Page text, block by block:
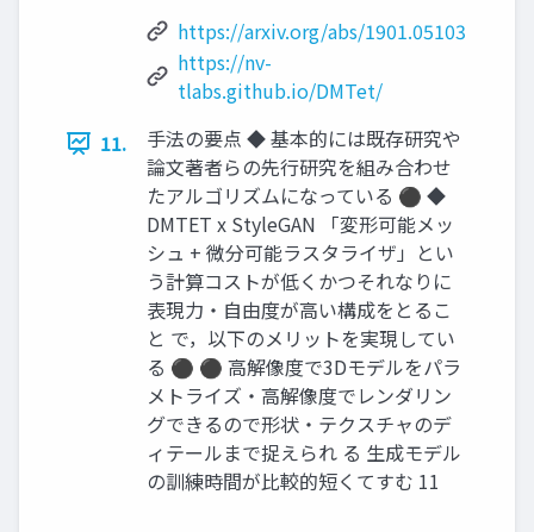
https://arxiv.org/abs/1901.05103
https://nv-
tlabs.github.io/DMTet/
11.
手法の要点 ◆ 基本的には既存研究や
論文著者らの先行研究を組み合わせ
たアルゴリズムになっている ⚫ ◆
DMTET x StyleGAN 「変形可能メッ
シュ + 微分可能ラスタライザ」とい
う計算コストが低くかつそれなりに
表現力・自由度が高い構成をとるこ
と で，以下のメリットを実現してい
る ⚫ ⚫ 高解像度で3Dモデルをパラ
メトライズ・高解像度でレンダリン
グできるので形状・テクスチャのデ
ィテールまで捉えられ る 生成モデル
の訓練時間が比較的短くてすむ 11